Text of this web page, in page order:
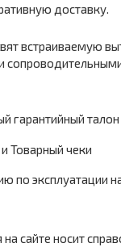
доставку.
встраиваемую
гарантийный
Товарный чеки
по эксплуатации
сайте носит